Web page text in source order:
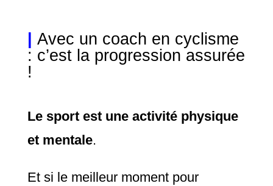
Avec un coach en cyclisme
: c’est la progression assurée
!
Le sport est une activité physique
et mentale.
Et si le meilleur moment pour